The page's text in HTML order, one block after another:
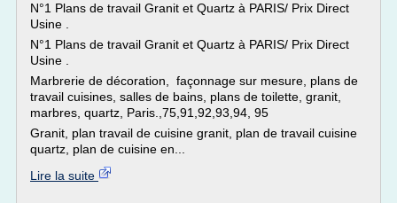
N°1 Plans de travail Granit et Quartz à PARIS/ Prix Direct
Usine .
N°1 Plans de travail Granit et Quartz à PARIS/ Prix Direct
Usine .
Marbrerie de décoration, façonnage sur mesure, plans de
travail cuisines, salles de bains, plans de toilette, granit,
marbres, quartz, Paris.,75,91,92,93,94, 95
Granit, plan travail de cuisine granit, plan de travail cuisine
quartz, plan de cuisine en...
Lire la suite